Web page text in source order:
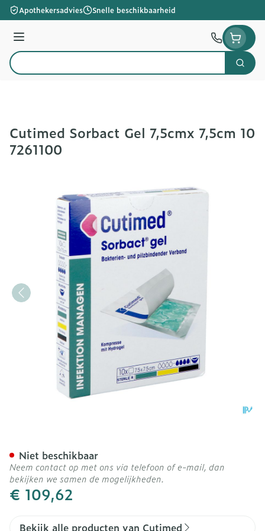
Ga naar de inhoud
Apothekersadvies Snelle beschikbaarheid
Menu
Product, merk, categorie...
Zoek
Cutimed Sorbact Gel 7,5cmx 7,5cm 10
7261100
€ 109,62
Niet beschikbaar
Neem contact op met ons via telefoon of e-mail, dan
bekijken we samen de mogelijkheden.
Bekijk alle producten van Cutimed